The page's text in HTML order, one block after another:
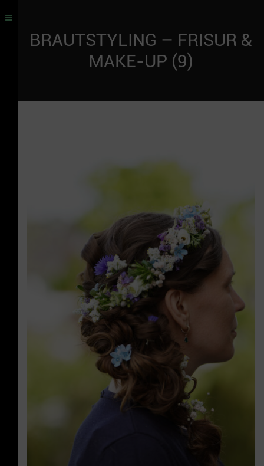
BRAUTSTYLING – FRISUR &
MAKE-UP (9)